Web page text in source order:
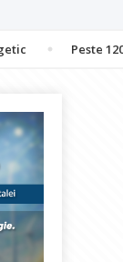
Peste 120 de